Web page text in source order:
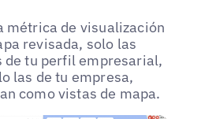
métrica de visualización
revisada, solo las
de tu perfil empresarial,
las de tu empresa,
como vistas de mapa.